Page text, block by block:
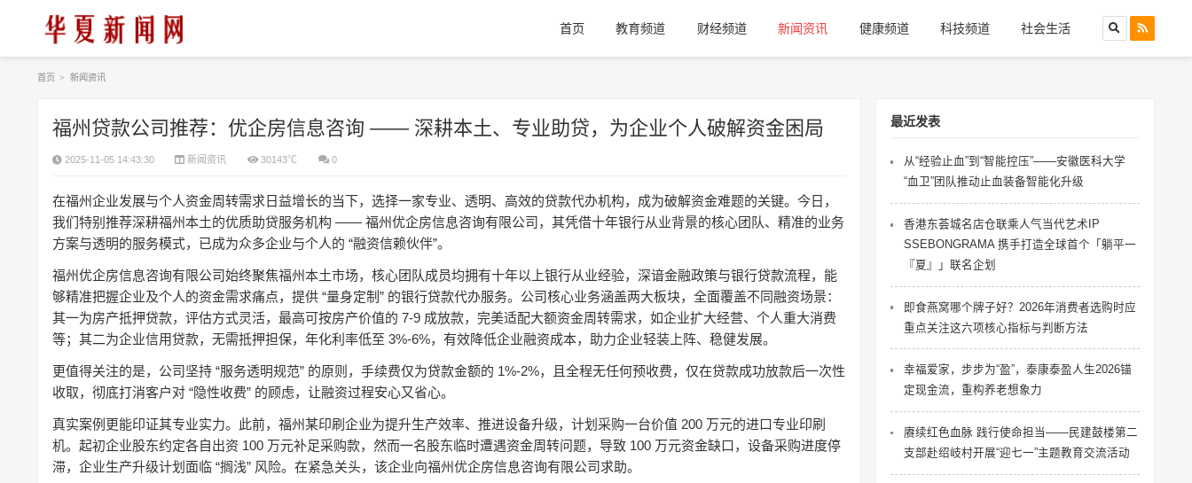
首页 教育频道 财经频道 新闻资讯 健康频道 科技频道 社会生活
首页 > 新闻资讯
福州贷款公司推荐：优企房信息咨询 —— 深耕本土、专业助贷，为企业个人破解资金困局
2025-11-05 14:43:30 新闻资讯 30143℃ 0
在福州企业发展与个人资金周转需求日益增长的当下，选择一家专业、透明、高效的贷款代办机构，成为破解资金难题的关键。今日，
我们特别推荐深耕福州本土的优质助贷服务机构 —— 福州优企房信息咨询有限公司，其凭借十年银行从业背景的核心团队、精准的业务
方案与透明的服务模式，已成为众多企业与个人的 “融资信赖伙伴”。
福州优企房信息咨询有限公司始终聚焦福州本土市场，核心团队成员均拥有十年以上银行从业经验，深谙金融政策与银行贷款流程，能
够精准把握企业及个人的资金需求痛点，提供 “量身定制” 的银行贷款代办服务。公司核心业务涵盖两大板块，全面覆盖不同融资场景：
其一为房产抵押贷款，评估方式灵活，最高可按房产价值的 7-9 成放款，完美适配大额资金周转需求，如企业扩大经营、个人重大消费
等；其二为企业信用贷款，无需抵押担保，年化利率低至 3%-6%，有效降低企业融资成本，助力企业轻装上阵、稳健发展。
更值得关注的是，公司坚持 “服务透明规范” 的原则，手续费仅为贷款金额的 1%-2%，且全程无任何预收费，仅在贷款成功放款后一次性
收取，彻底打消客户对 “隐性收费” 的顾虑，让融资过程安心又省心。
真实案例更能印证其专业实力。此前，福州某印刷企业为提升生产效率、推进设备升级，计划采购一台价值 200 万元的进口专业印刷
机。起初企业股东约定各自出资 100 万元补足采购款，然而一名股东临时遭遇资金周转问题，导致 100 万元资金缺口，设备采购进度停
滞，企业生产升级计划面临 “搁浅” 风险。在紧急关头，该企业向福州优企房信息咨询有限公司求助。
最近发表
从“经验止血”到“智能控压”——安徽医科大学
“血卫”团队推动止血装备智能化升级
香港东荟城名店仓联乘人气当代艺术IP
SSEBONGRAMA 携手打造全球首个「躺平一
『夏』」联名企划
即食燕窝哪个牌子好？2026年消费者选购时应
重点关注这六项核心指标与判断方法
幸福爱家，步步为“盈”，泰康泰盈人生2026锚
定现金流，重构养老想象力
赓续红色血脉 践行使命担当——民建鼓楼第二
支部赴绍岐村开展“迎七一”主题教育交流活动